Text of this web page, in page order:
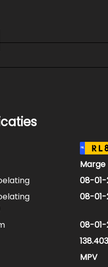
van 6 12 of 24 maanden.
de complete optielijst
of een afspraak
te bieden.
service te
NL
Marge
08-01-
08-01-
08-01-
MPV